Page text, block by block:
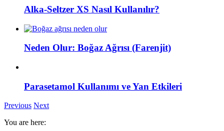
Alka-Seltzer XS Nasıl Kullanılır?
Neden Olur: Boğaz Ağrısı (Farenjit)
Parasetamol Kullanımı ve Yan Etkileri
Previous Next
You are here: